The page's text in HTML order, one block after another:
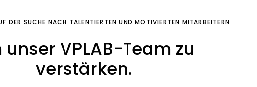
DER SUCHE NACH TALENTIERTEN UND MOTIVIERTEN MITARBEITERN
unser VPLAB-Team zu
verstärken.